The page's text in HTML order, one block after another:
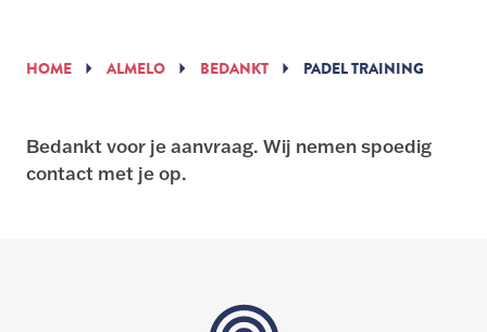
HOME ALMELO BEDANKT PADEL TRAINING
Bedankt voor je aanvraag. Wij nemen spoedig
contact met je op.